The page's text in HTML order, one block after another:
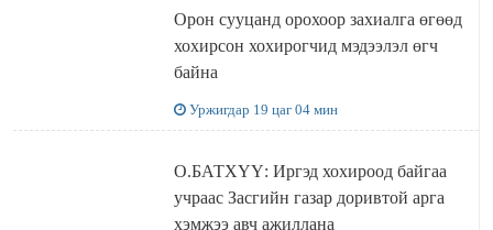
Орон сууцанд орохоор захиалга өгөөд
хохирсон хохирогчид мэдээлэл өгч
байна
Уржигдар 19 цаг 04 мин
О.БАТХҮҮ: Иргэд хохироод байгаа
учраас Засгийн газар доривтой арга
хэмжээ авч ажиллана